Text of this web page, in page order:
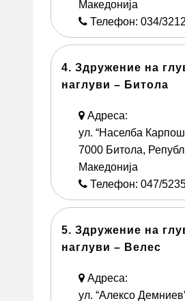
Македонија
Телефон: 034/
4. Здружение на
наглуви – Битола
Адреса:
ул. “Населба
7000 Битола,
Македонија
Телефон: 047/
5. Здружение на
наглуви – Велес
Адреса:
ул. “Алексо